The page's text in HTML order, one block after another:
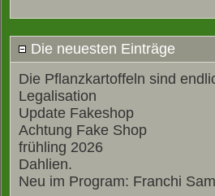
Die neuesten Einträge
Die Pflanzkartoffeln sind
Legalisation
Update Fakeshop
Achtung Fake Shop
frühling 2026
Dahlien.
Neu im Program: Franchi